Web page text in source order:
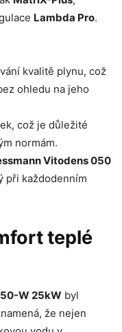
Lambda Pro.
kvalitě plynu, což
ohledu na jeho
což je důležité
normám.
Vitodens 050
při každodenním
teplé
W 25kW byl
že nejen